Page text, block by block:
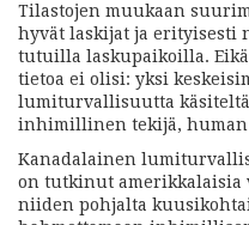
Tilastojen muukaan
hyvät laskijat ja erityisesti
tutuilla laskupaikoilla.
tietoa ei olisi: yksi
lumiturvallisuutta
inhimillinen tekijä, human
Kanadalainen
on tutkinut amerikkalaisia
niiden pohjalta